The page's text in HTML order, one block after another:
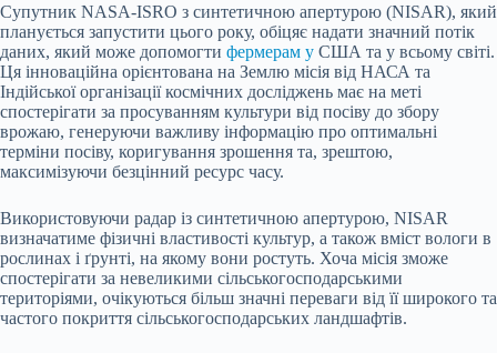
Супутник NASA-ISRO з синтетичною апертурою (NISAR), який
планується запустити цього року, обіцяє надати значний потік
даних, який може допомогти фермерам у США та у всьому світі.
Ця інноваційна орієнтована на Землю місія від НАСА та
Індійської організації космічних досліджень має на меті
спостерігати за просуванням культури від посіву до збору
врожаю, генеруючи важливу інформацію про оптимальні
терміни посіву, коригування зрошення та, зрештою,
максимізуючи безцінний ресурс часу.
Використовуючи радар із синтетичною апертурою, NISAR
визначатиме фізичні властивості культур, а також вміст вологи в
рослинах і ґрунті, на якому вони ростуть. Хоча місія зможе
спостерігати за невеликими сільськогосподарськими
територіями, очікуються більш значні переваги від її широкого та
частого покриття сільськогосподарських ландшафтів.